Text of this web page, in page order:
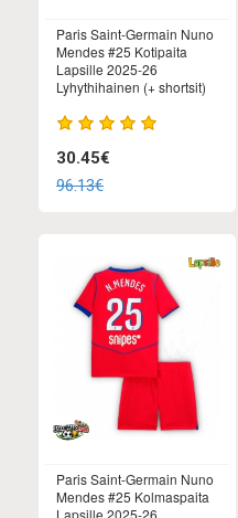
Paris Saint-Germain Nuno
Mendes #25 Kotipaita
Lapsille 2025-26
Lyhythihainen (+ shortsit)
30.45€
96.13€
Paris Saint-Germain Nuno
Mendes #25 Kolmaspaita